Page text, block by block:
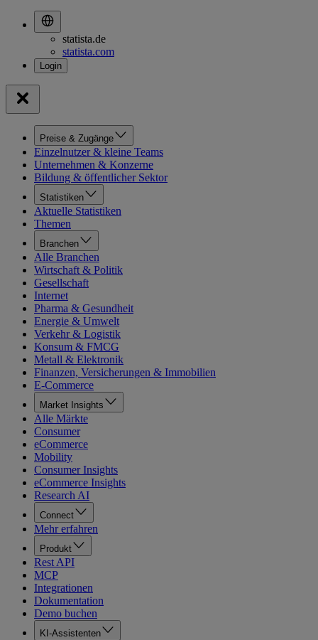
statista.de
statista.com
Preise & Zugänge
Einzelnutzer & kleine Teams
Unternehmen & Konzerne
Bildung & öffentlicher Sektor
Statistiken
Aktuelle Statistiken
Themen
Branchen
Alle Branchen
Wirtschaft & Politik
Gesellschaft
Internet
Pharma & Gesundheit
Energie & Umwelt
Verkehr & Logistik
Konsum & FMCG
Metall & Elektronik
Finanzen, Versicherungen & Immobilien
E-Commerce
Market Insights
Alle Märkte
Consumer
eCommerce
Mobility
Consumer Insights
eCommerce Insights
Research AI
Connect
Mehr erfahren
Produkt
Rest API
MCP
Integrationen
Dokumentation
Demo buchen
KI-Assistenten